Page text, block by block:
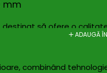
mm
ADAUGĂ
destinat să ofere o
îl face ideal pentru
combinând